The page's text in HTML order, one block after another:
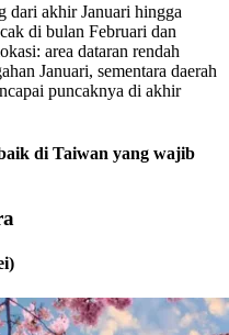
dari akhir Januari hingga
di bulan Februari dan
area dataran rendah
Januari, sementara daerah
puncaknya di akhir
di Taiwan yang wajib